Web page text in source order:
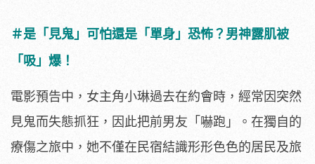
＃是「見鬼」可怕還是「單身」恐怖？男神露肌被
「吸」爆！
電影預告中，女主角小琳過去在約會時， 經常因突然
見鬼而失態抓狂，因此把前男友「嚇跑」。 在獨自的
療傷之旅中，她不僅在民宿結識形形色色的居民及旅